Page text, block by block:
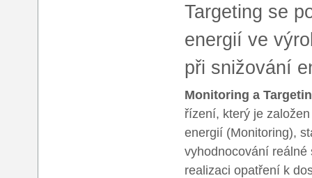
Targeting se
energií ve
při snižování
Monitoring a
řízení, který je
energií (Monitoring),
vyhodnocování reálné
realizaci opatření k